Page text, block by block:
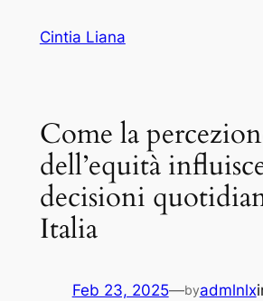
Cintia Liana
Come la
dell’equità
decisioni
Italia
Feb 23, 2025—byadmlnlx